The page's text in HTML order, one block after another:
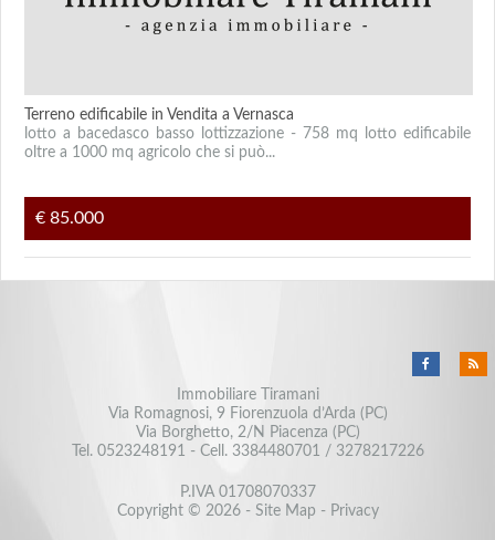
Terreno edificabile in Vendita a Vernasca
lotto a bacedasco basso lottizzazione - 758 mq lotto edificabile
oltre a 1000 mq agricolo che si può...
€ 85.000
Immobiliare Tiramani
Via Romagnosi, 9 Fiorenzuola d’Arda (PC)
Via Borghetto, 2/N Piacenza (PC)
Tel. 0523248191 - Cell. 3384480701 / 3278217226
P.IVA 01708070337
Copyright © 2026 - Site Map - Privacy